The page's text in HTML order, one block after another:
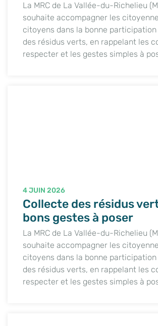
La MRC de La Vallée-du-Richelieu
souhaite accompagner les
citoyens dans la bonne
des résidus verts, en rappelant les
respecter et les gestes simples à
4 JUIN 2026
Collecte des résidus
bons gestes à poser
La MRC de La Vallée-du-Richelieu
souhaite accompagner les
citoyens dans la bonne
des résidus verts, en rappelant les
respecter et les gestes simples à